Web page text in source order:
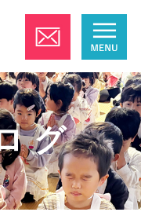
グ